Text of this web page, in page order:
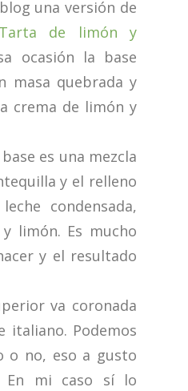
una versión de
Tarta de limón y
ocasión la base
masa quebrada y
crema de limón y
es una mezcla
y el relleno
condensada,
limón. Es mucho
y el resultado
va coronada
italiano. Podemos
o no, eso a gusto
En mi caso sí lo